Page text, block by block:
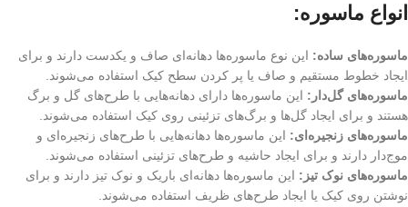
انواع ماسوره:
ماسوره‌های ساده: این نوع ماسوره‌ها دهانه‌ای صاف و یکدست دارند و برای
ایجاد خطوط مستقیم و صاف یا پر کردن سطح کیک استفاده می‌شوند.
ماسوره‌های گل‌دار: این ماسوره‌ها دارای دهانه‌هایی با طرح‌های گل و برگ
هستند و برای ایجاد گل‌ها و برگ‌های تزئینی روی کیک استفاده می‌شوند.
ماسوره‌های زنجیره‌ای: این ماسوره‌ها دهانه‌هایی با طرح‌های زنجیره‌ای و
موج‌دار دارند و برای ایجاد حاشیه و طرح‌های تزئینی استفاده می‌شوند.
ماسوره‌های نوک تیز: این ماسوره‌ها دهانه‌ای باریک و نوک تیز دارند و برای
نوشتن روی کیک یا ایجاد طرح‌های ظریف استفاده می‌شوند.